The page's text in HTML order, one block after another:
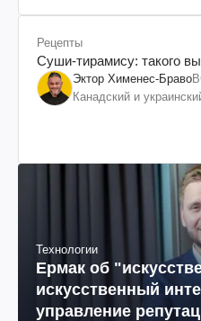
Рецепты
Суши-тирамису: такого
Эктор Хименес-Браво
Канадский и
Технологии
Ермак об
искусственный
управление